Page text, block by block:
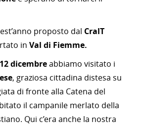
proposto dal CralT
in Val di Fiemme.
12 dicembreabbiamo visitato i
, graziosa cittadina distesa su
di fronte alla Catena del
il campanile merlato della
Qui c’era anche la nostra